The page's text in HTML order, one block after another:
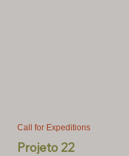
Call for Expeditions
Projeto 22